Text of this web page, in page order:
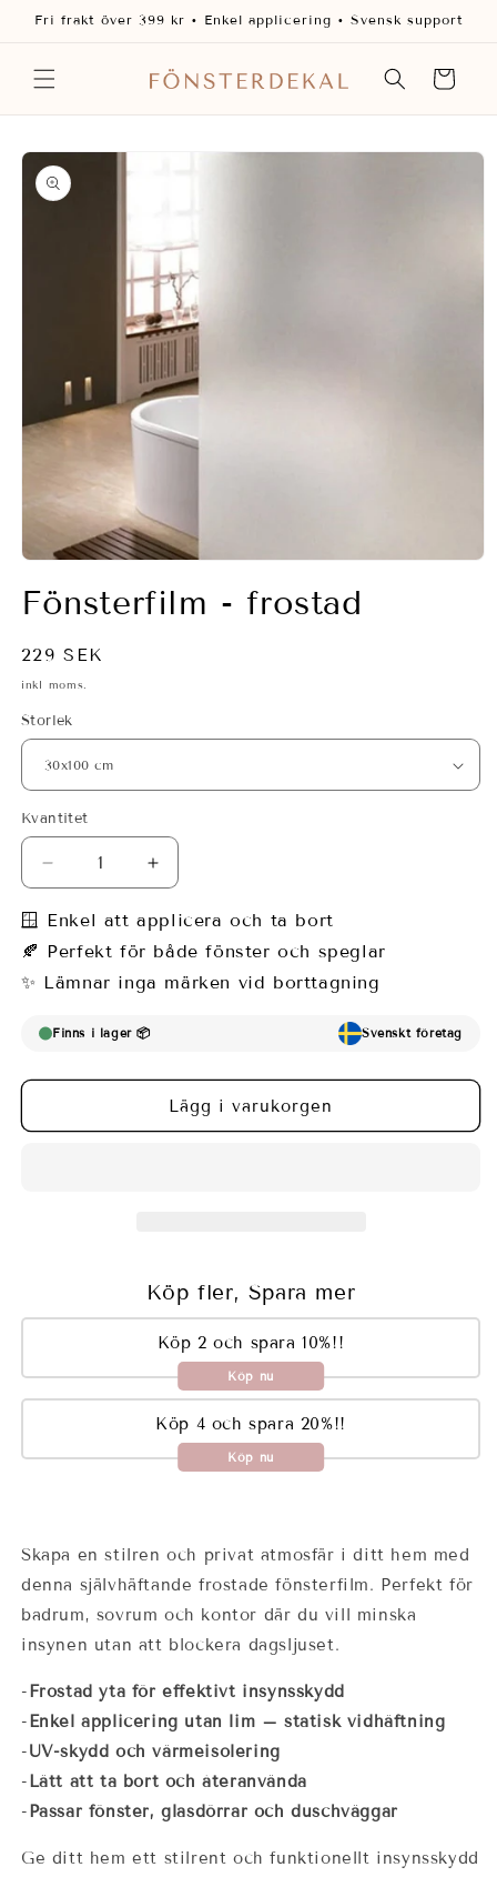
vidare
Fri frakt över 399 kr • Enkel applicering • Svensk support
Varukorg
vidare till
1
Fönsterfilm - frostad
Ordinarie
pris
229 SEK
inkl moms.
Storlek
Kvantitet
Minska
kvantitet
för
Fönsterfilm
frostad
Öka
kvantitet
för
Fönsterfilm
frostad
🪟 Enkel att applicera och ta bort
🍂 Perfekt för både fönster och speglar
✨ Lämnar inga märken vid borttagning
Finns i lager 📦 Svenskt företag
Lägg i varukorgen
Köp fler, Spara mer
Köp 2 och spara 10%!!
Köp nu
Köp 4 och spara 20%!!
Köp nu
Skapa en stilren och privat atmosfär i ditt hem med
denna självhäftande frostade fönsterfilm. Perfekt för
badrum, sovrum och kontor där du vill minska
insynen utan att blockera dagsljuset.
- Frostad yta för effektivt insynsskydd
- Enkel applicering utan lim – statisk vidhäftning
-UV-skydd och värmeisolering
- Lätt att ta bort och återanvända
- Passar fönster, glasdörrar och duschväggar
Ge ditt hem ett stilrent och funktionellt insynsskydd